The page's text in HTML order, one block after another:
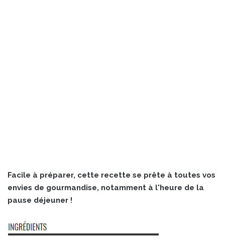
Facile à préparer, cette recette se prête à toutes vos
envies de gourmandise, notamment à l'heure de la
pause déjeuner !